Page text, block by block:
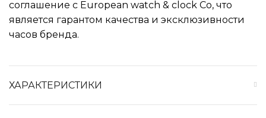
соглашение с European watch & clock Co, что
является гарантом качества и эксклюзивности
часов бренда.
ХАРАКТЕРИСТИКИ